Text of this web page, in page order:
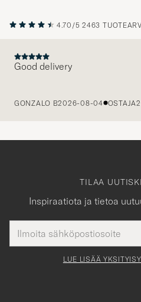
4.70/5 2463
Good delivery
GONZALO B2026-08-04 OSTAJA
TILAA
Inspiraatiota ja tietoa
tieto
Tack
för
LUE LISÄÄ